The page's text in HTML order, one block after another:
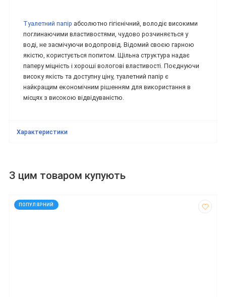
Туалетний папір абсолютно гігієнічний, володіє високими
поглинаючими властивостями, чудово розчиняється у
воді, не засмічуючи водопровід. Відомий своєю гарною
якістю, користується попитом. Щільна структура надає
паперу міцність і хороші вологові властивості. Поєднуючи
високу якість та доступну ціну, туалетний папір є
найкращим економічним рішенням для використання в
місцях з високою відвідуваністю.
Характеристики
З цим товаром купують
ПОПУЛЯРНИЙ
код: 32303